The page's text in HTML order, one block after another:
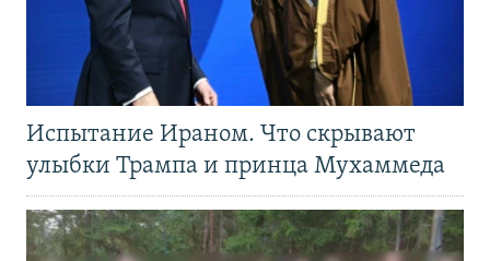
Испытание Ираном. Что скрывают
улыбки Трампа и принца Мухаммеда